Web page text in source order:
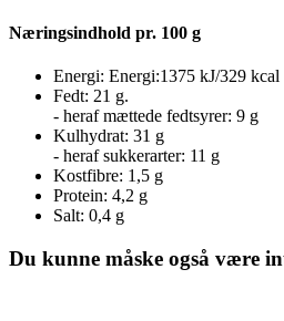
Næringsindhold pr. 100 g
Energi: Energi:1375 kJ/329 kcal
Fedt: 21 g.
- heraf mættede fedtsyrer: 9 g
Kulhydrat: 31 g
- heraf sukkerarter: 11 g
Kostfibre: 1,5 g
Protein: 4,2 g
Salt: 0,4 g
Du kunne måske også være